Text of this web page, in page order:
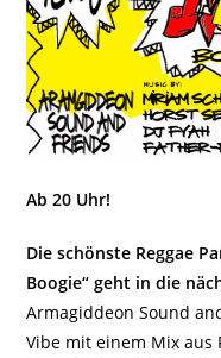
Ab 20 Uhr!
Die schönste Reggae
Boogie“ geht in die
Armagiddeon Sound
Vibe mit einem Mix aus